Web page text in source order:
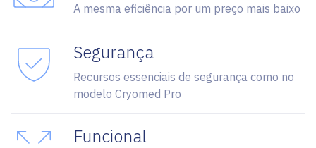
A mesma eficiência por um preço mais baixo
Segurança
Recursos essenciais de segurança como no
modelo Cryomed Pro
Funcional